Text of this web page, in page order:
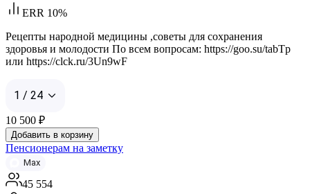
ERR 10%
Рецепты народной медицины ,советы для сохранения
здоровья и молодости По всем вопросам: https://goo.su/tabTp
или https://clck.ru/3Un9wF
1 / 24
10 500 ₽
Добавить в корзину
Пенсионерам на заметку
Max
45 554